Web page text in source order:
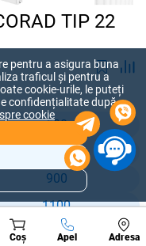
TIP 22
500
700
900
1100
1300
Coș Apel Adresa
A suna
populare
de
pentru a asigura buna
traficul și pentru a
cookie-urile, le puteți
confidențialitate după
cookie